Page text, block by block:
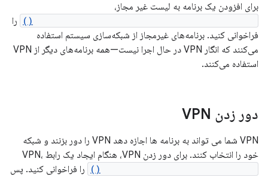
برای افزودن یک برنامه به لیست غیر مجاز،
را
فراخوانی کنید. برنامه‌های غیرمجاز از شبکه‌سازی سیستم استفاده
می‌کنند که انگار VPN در حال اجرا نیست—همه برنامه‌های دیگر از VPN
استفاده می‌کنند.
دور زدن VPN
VPN شما می تواند به برنامه ها اجازه دهد VPN را دور بزنند و شبکه
خود را انتخاب کنند. برای دور زدن VPN، هنگام ایجاد یک رابط VPN،
را فراخوانی کنید. پس